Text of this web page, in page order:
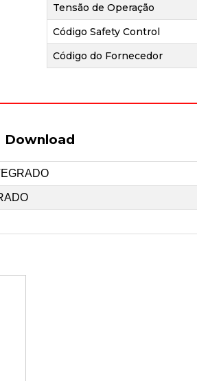
Tensão de Operação
Código Safety Control
Código do Fornecedor
Download